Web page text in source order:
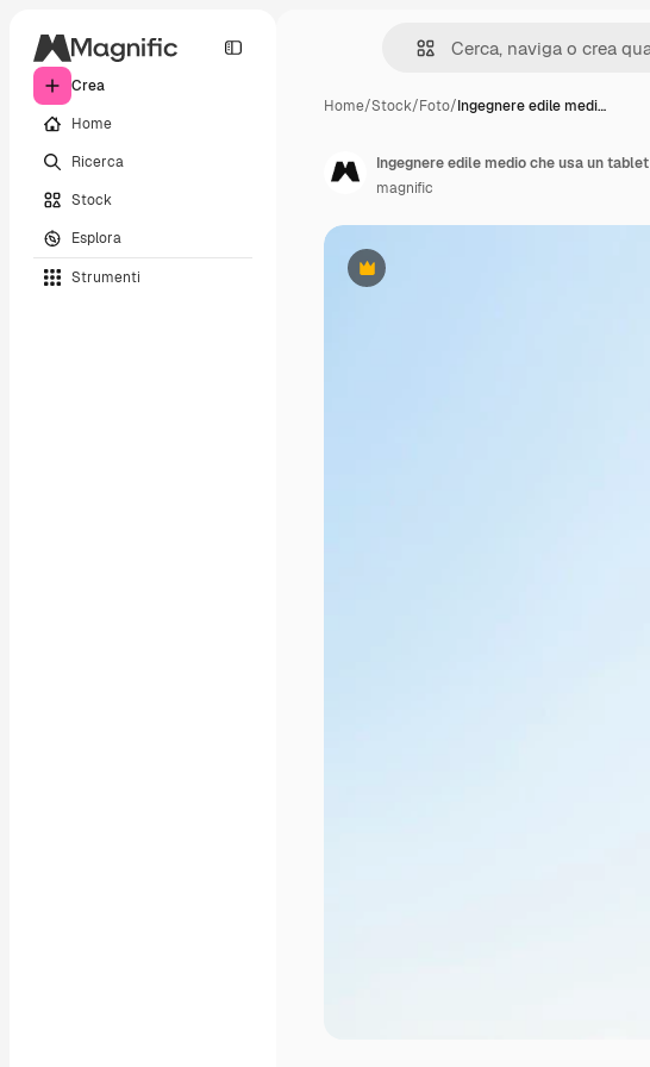
Crea
Home
Ricerca
Stock
Esplora
Strumenti
Home/Stock/Foto/Ingegnere edile medi…
Premium
Ingegnere edile medio che usa un tablet
magnific